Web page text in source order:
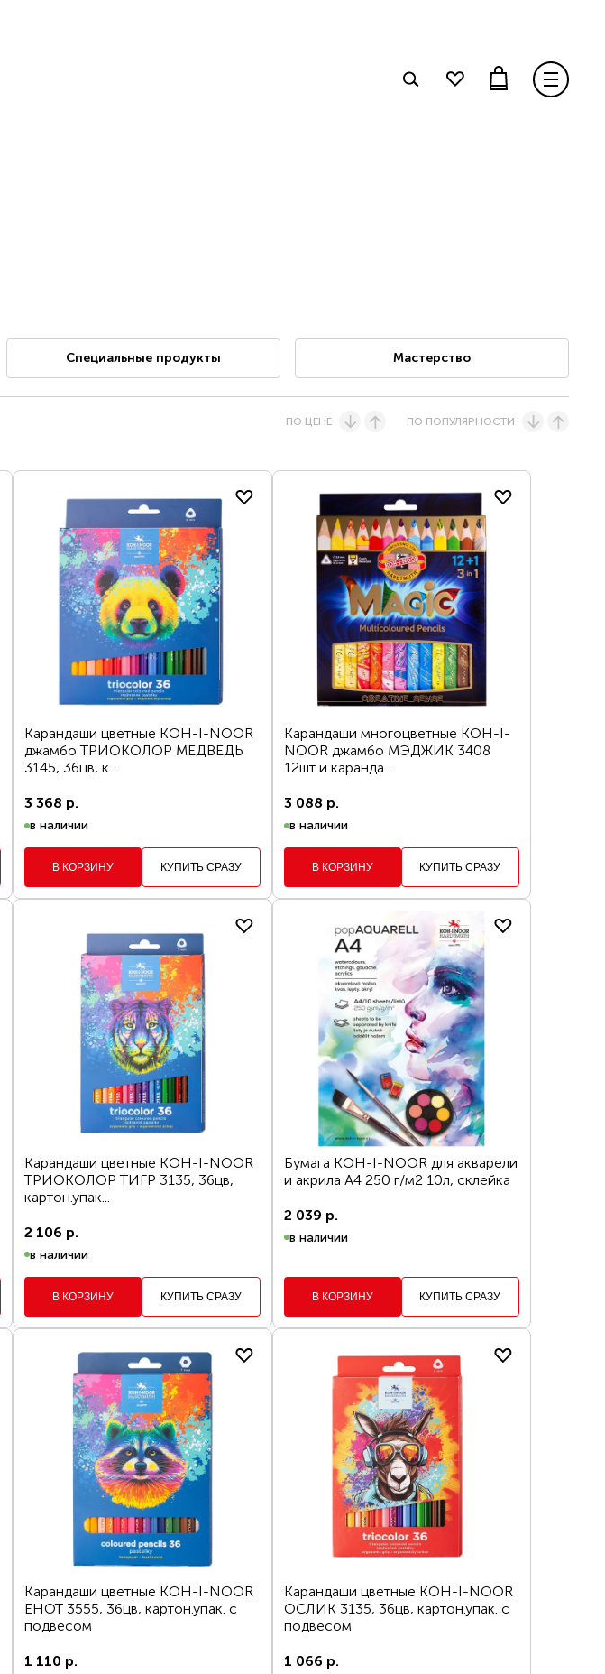
Специальные продукты Мастерство
ПО ЦЕНЕ ПО ПОПУЛЯРНОСТИ
Карандаши цветные KOH-I-NOOR
джамбо ТРИОКОЛОР МЕДВЕДЬ
3145, 36цв, к...
3 368 р.
в наличии
В КОРЗИНУ КУПИТЬ СРАЗУ
Карандаши многоцветные KOH-I-
NOOR джамбо МЭДЖИК 3408
12шт и каранда...
3 088 р.
в наличии
В КОРЗИНУ КУПИТЬ СРАЗУ
Карандаши цветные KOH-I-NOOR
ТРИОКОЛОР ТИГР 3135, 36цв,
картон.упак...
2 106 р.
в наличии
В КОРЗИНУ КУПИТЬ СРАЗУ
Бумага KOH-I-NOOR для акварели
и акрила А4 250 г/м2 10л, склейка
2 039 р.
в наличии
В КОРЗИНУ КУПИТЬ СРАЗУ
Карандаши цветные KOH-I-NOOR
ЕНОТ 3555, 36цв, картон.упак. с
подвесом
1 110 р.
Карандаши цветные KOH-I-NOOR
ОСЛИК 3135, 36цв, картон.упак. с
подвесом
1 066 р.
поиск
Вопрос по представительству
в корзину